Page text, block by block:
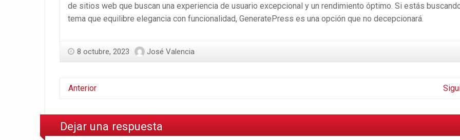
de sitios web que buscan una experiencia de usuario excepcional y un rendimiento óptimo. Si estás
tema que equilibre elegancia con funcionalidad, GeneratePress es una opción que no decepcionará.
8 octubre, 2023 José Valencia
Anterior
Dejar una respuesta